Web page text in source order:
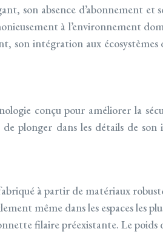
son absence d’abonnement
à l’environnement
son intégration aux écosystèmes
conçu pour améliorer la
plonger dans les détails de
à partir de matériaux
même dans les espaces les
filaire préexistante. Le poids